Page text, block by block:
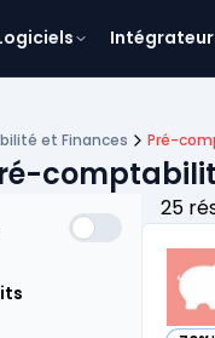
et Finances Pré-
25